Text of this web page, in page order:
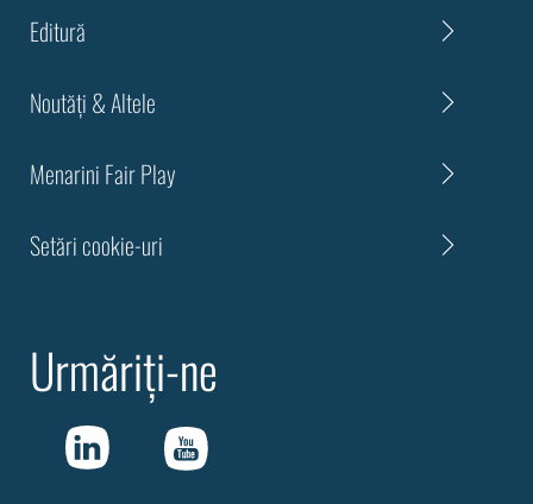
Editură
Noutăți & Altele
Menarini Fair Play
Setări cookie-uri
Urmăriți-ne